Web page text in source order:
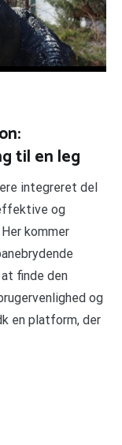
til en leg
integreret del
og
kommer
finde den
og
en platform, der